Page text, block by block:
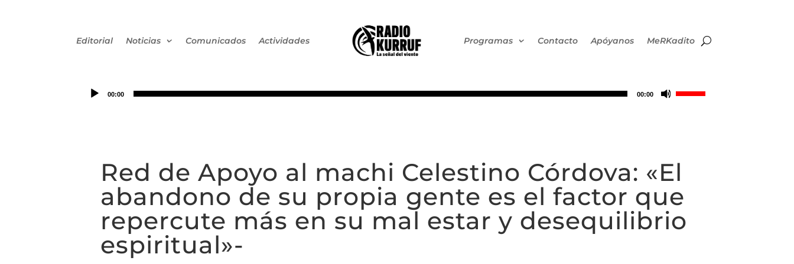
Editorial Noticias Comunicados Actividades Programas Contacto Apóyanos MeRKadito
00:00 00:00
Utiliza
de
flecha
Red de Apoyo al machi Celestino Córdova: «El
abandono de su propia gente es el factor que
repercute más en su mal estar y desequilibrio
espiritual»-